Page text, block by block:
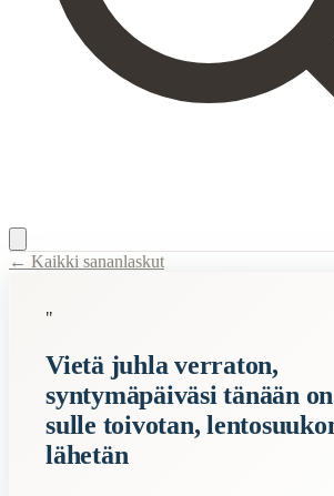
Semantic Themes
Syntymäpäivä
Related Topics
← Kaikki sananlaskut
"
Vietä juhla verraton,
syntymäpäiväsi tänään
sulle toivotan,
lähetän